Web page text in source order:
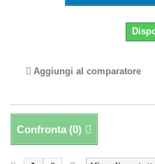
Aggiungi al comparatore
Confronta (0)